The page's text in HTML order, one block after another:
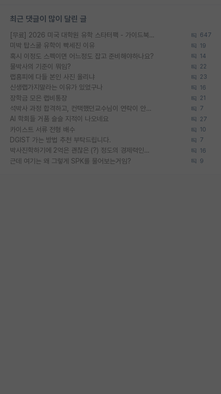
최근 댓글이 많이 달린 글
[무료] 2026 미국 대학원 유학 스타터팩 - 가이드북 & 합격자 컨택메일 템플릿 647
미박 탑스쿨 유학이 빡세진 이유 19
혹시 이정도 스펙이면 어느정도 잡고 준비해야하나요? 14
물박사의 기준이 뭐임? 22
랩홈피에 다들 본인 사진 올리냐 23
신생랩가지말라는 이유가 있었구나 16
장학금 모은 랩비통장 21
석박사 과정 합격하고, 컨택했던교수님이 연락이 안됩니다... 7
AI 학회들 거품 슬슬 지적이 나오네요 27
카이스트 서류 전형 배수 10
DGIST 가는 방법 추천 부탁드립니다. 7
박사진학하기에 2억은 괜찮은 (?) 정도의 경제력인가요 16
근데 여기는 왜 그렇게 SPK를 물어보는거임? 9